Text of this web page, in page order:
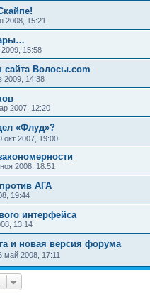
2008, 15:21
15:58
сайта Волосы.com
2009, 14:38
2007, 12:20
«Флуд»?
окт 2007, 19:00
2008, 18:51
АГА
19:44
интерфейса
13:14
и новая версия форума
май 2008, 17:11